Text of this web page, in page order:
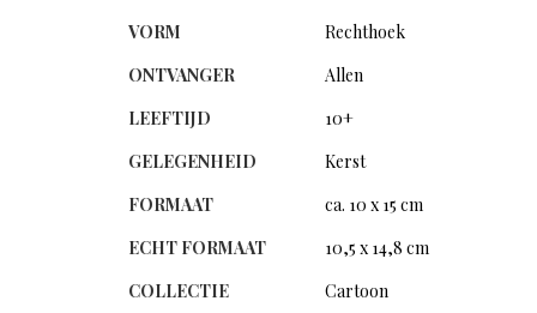
VORM
Rechthoek
ONTVANGER
Allen
LEEFTIJD
10+
GELEGENHEID
Kerst
FORMAAT
ca. 10 x 15 cm
ECHT FORMAAT
10,5 x 14,8 cm
COLLECTIE
Cartoon